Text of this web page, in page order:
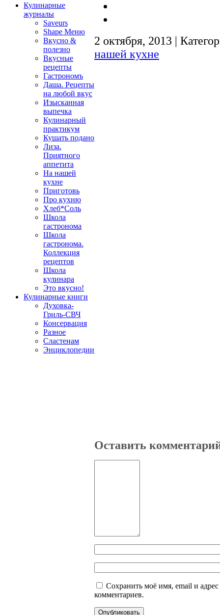
Кулинарные
журналы
Saveurs
Shape Меню
Вкусно &
полезно
Вкусные
рецепты
Гастрономъ
Даша. Рецепты
на любой вкус
Изысканная
выпечка
Кулинарный
практикум
Кушать подано
Лиза.
Приятного
аппетита
На нашей
кухне
Приготовь
Про кухню
Хлеб*Соль
Школа
гастронома
Школа
гастронома.
Коллекция
рецептов
Школа
кулинара
Это вкусно!
Кулинарные книги
Духовка-
Гриль-СВЧ
Консервация
Разное
Сластенам
Энциклопедии
2 октября, 2013 |
нашей кухне
Оставить
Сохранить моё имя, email и
комментариев.